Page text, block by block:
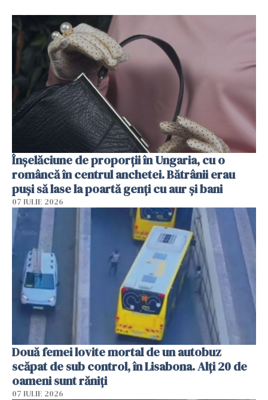
Înșelăciune de proporții în Ungaria, cu o
româncă în centrul anchetei. Bătrânii erau
puși să lase la poartă genți cu aur și bani
07 IULIE 2026
Două femei lovite mortal de un autobuz
scăpat de sub control, în Lisabona. Alți 20 de
oameni sunt răniți
07 IULIE 2026